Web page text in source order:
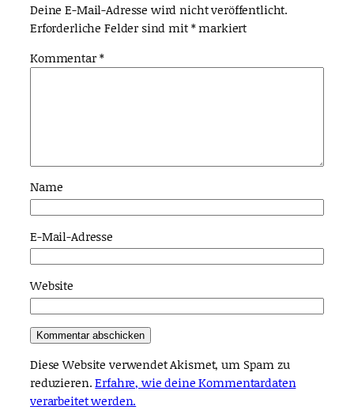
Deine E-Mail-Adresse wird nicht veröffentlicht.
Erforderliche Felder sind mit*markiert
Kommentar*
Name
E-Mail-Adresse
Website
Diese Website verwendet Akismet, um Spam zu
reduzieren.Erfahre, wie deine Kommentardaten
verarbeitet werden.